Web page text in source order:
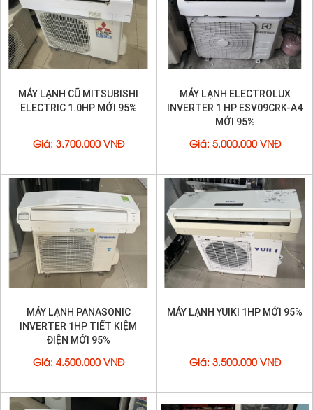
MÁY LẠNH CŨ MITSUBISHI
ELECTRIC 1.0HP MỚI 95%
Giá: 3.700.000 VNĐ
MÁY LẠNH ELECTROLUX
INVERTER 1 HP ESV09CRK-A4
MỚI 95%
Giá: 5.000.000 VNĐ
MÁY LẠNH PANASONIC
INVERTER 1HP TIẾT KIỆM
ĐIỆN MỚI 95%
Giá : 4.500.000 VNĐ
MÁY LẠNH YUIKI 1HP MỚI 95%
Giá : 3.500.000 VNĐ